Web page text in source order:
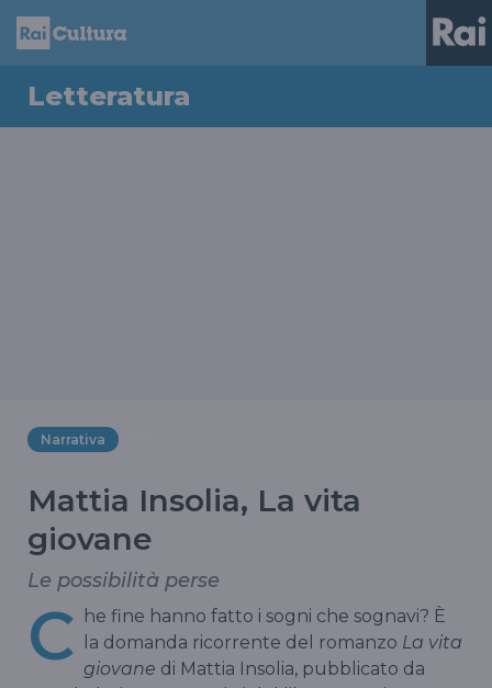
Letteratura
Narrativa
Mattia Insolia, La vita
giovane
Le possibilità perse
C
he fine hanno fatto i sogni che sognavi? È
la domanda ricorrente del romanzo La vita
giovane di Mattia Insolia, pubblicato da